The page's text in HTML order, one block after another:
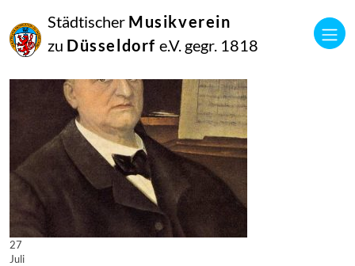
Städtischer Musikverein
zu Düsseldorf e.V. gegr. 1818
27
Juli